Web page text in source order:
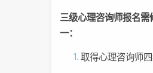
三级心理咨询师报名
一：
取得心理咨询师